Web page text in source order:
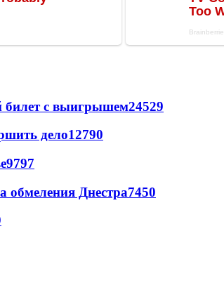
билет с выигрышем24529
дело12790
9797
обмеления Днестра7450